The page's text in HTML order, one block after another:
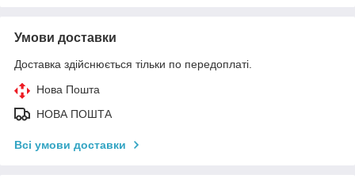
Умови доставки
Доставка здійснюється тільки по передоплаті.
Нова Пошта
НОВА ПОШТА
Всі умови доставки